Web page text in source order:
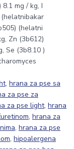
mg / kg, I
(helatnibakar
(helatni
Zn (3b612)
Se (3b8.10 )
, hrana za pse sa
za pse za
za pse light, hrana
, hrana za
, hrana za pse
, hipoalergena